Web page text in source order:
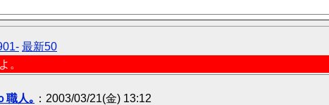
最新50
。
職人｡ ：2003/03/21(金) 13:12